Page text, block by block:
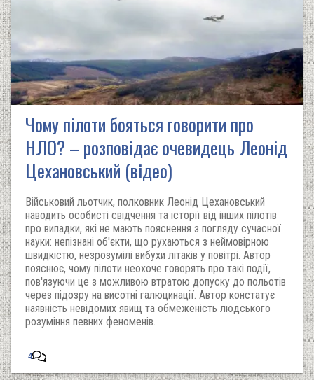
Чому пілоти бояться говорити про
НЛО? – розповідає очевидець Леонід
Цехановський (відео)
Військовий льотчик, полковник Леонід Цехановський
наводить особисті свідчення та історії від інших пілотів
про випадки, які не мають пояснення з погляду сучасної
науки: непізнані об'єкти, що рухаються з неймовірною
швидкістю, незрозумілі вибухи літаків у повітрі. Автор
пояснює, чому пілоти неохоче говорять про такі події,
пов'язуючи це з можливою втратою допуску до польотів
через підозру на висотні галюцинації. Автор констатує
наявність невідомих явищ та обмеженість людського
розуміння певних феноменів.
4